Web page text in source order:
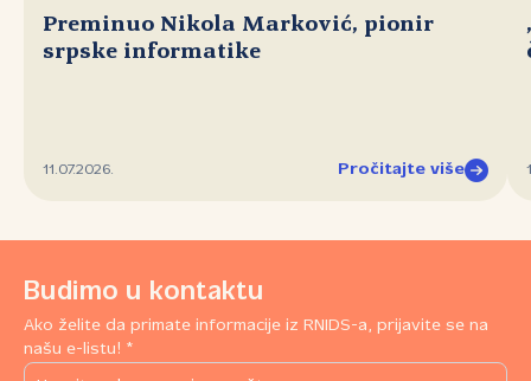
Preminuo Nikola Marković, pionir
srpske informatike
11.07.2026. Pročitajte više
Budimo u kontaktu
Ako želite da primate informacije iz RNIDS-a, prijavite se na
našu e-listu! *